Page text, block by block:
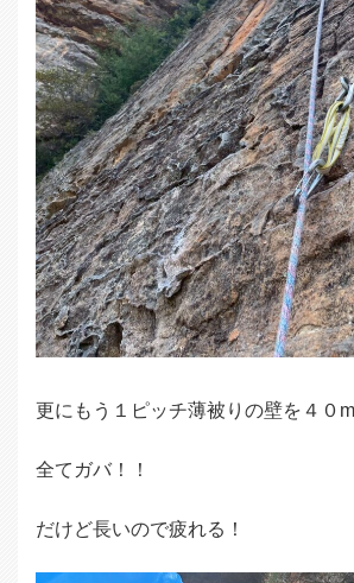
更にもう１ピッチ薄被りの壁を４０
全てガバ！！
だけど長いので疲れる！